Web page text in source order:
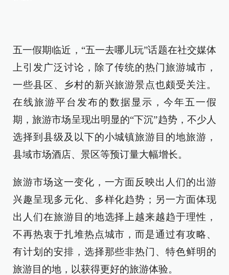
五一假期临近，“五一去哪儿玩”话题在社交媒体
上引发广泛讨论，除了传统的热门旅游城市，
一些县区、乡村的新兴旅游景点也颇受关注。
在线旅游平台发布的数据显示，今年五一假
期，旅游市场呈现出明显的“下沉”趋势，不少人
选择到县级及以下的小城镇旅游目的地旅游，
县域市场酒店、景区等预订量大幅增长。
旅游市场这一变化，一方面反映出人们的出游
兴趣呈现多元化、多样化趋势；另一方面体现
出人们在旅游目的地选择上越来越趋于理性，
不再热衷于扎堆热点城市，而是通过有攻略、
有计划的安排，选择那些非热门、特色鲜明的
旅游目的地，以获得更好的旅游体验。